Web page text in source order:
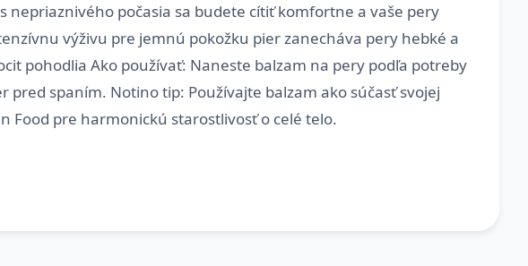
počasia sa budete cítiť komfortne a vaše pery
výživu pre jemnú pokožku pier zanecháva pery hebké a
pohodlia Ako používať: Naneste balzam na pery podľa potreby
spaním. Notino tip: Používajte balzam ako súčasť svojej